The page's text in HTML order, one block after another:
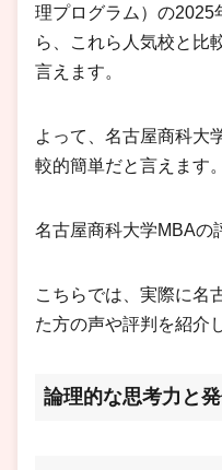
理プログラム）の2025
ら、これら人気校と比
言えます。
よって、名古屋商科大
較的簡単だと言えます。
名古屋商科大学MBAの
こちらでは、実際に名
た方の声や評判を紹介
論理的な思考力と